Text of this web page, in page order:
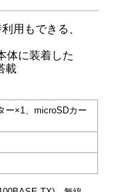
用もできる、
体に装着した
載
ー×1、microSDカー